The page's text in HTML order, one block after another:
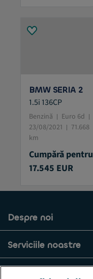
BMW SERIA 2
1.5i 136CP
Benzină
Euro 6d
23/08/2021
71.668
km
Cumpără pentru
17.545 EUR
Despre noi
Serviciile noastre